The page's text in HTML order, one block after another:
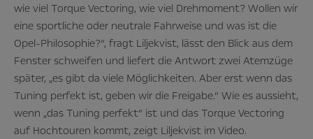
wie viel Torque Vectoring, wie viel Drehmoment? Wollen wir
eine sportliche oder neutrale Fahrweise und was ist die
Opel-Philosophie?“, fragt Liljekvist, lässt den Blick aus dem
Fenster schweifen und liefert die Antwort zwei Atemzüge
später, „es gibt da viele Möglichkeiten. Aber erst wenn das
Tuning perfekt ist, geben wir die Freigabe.“ Wie es aussieht,
wenn „das Tuning perfekt“ ist und das Torque Vectoring
auf Hochtouren kommt, zeigt Liljekvist im Video.